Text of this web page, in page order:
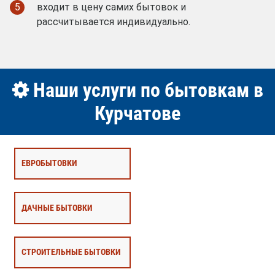
5
входит в цену самих бытовок и
рассчитывается индивидуально.
Наши услуги по бытовкам в
Курчатове
ЕВРОБЫТОВКИ
ДАЧНЫЕ БЫТОВКИ
СТРОИТЕЛЬНЫЕ БЫТОВКИ